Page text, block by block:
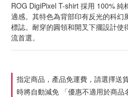
ROG DigiPixel T-shirt 採用 100% 純
適感。其特色為背部印有反光的科幻
標誌。耐穿的圓領和開叉下擺設計使
流首選。
指定商品，產品免運費，請選擇送
時將自動減免 「優惠不適用於商品